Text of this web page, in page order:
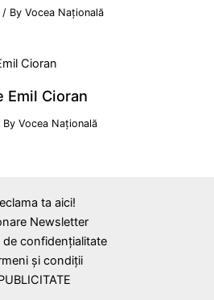
/ ByVocea Națională
Emil Cioran
ByVocea Națională
ta aici!
Newsletter
de confidențialitate
și condiții